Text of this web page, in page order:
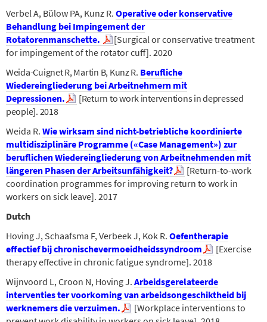
Verbel A, Bülow PA, Kunz R. Operative oder konservative
Behandlung bei Impingement der
Rotatorenmanschette.
[Surgical or conservative treatment
for impingement of the rotator cuff]. 2020
Weida-Cuignet R, Martin B, Kunz R. Berufliche
Wiedereingliederung bei Arbeitnehmern mit
Depressionen.
[Return to work interventions in depressed
people]. 2018
Weida R. Wie wirksam sind nicht-betriebliche koordinierte
multidisziplinäre Programme («Case Management») zur
beruflichen Wiedereingliederung von Arbeitnehmenden mit
längeren Phasen der Arbeitsunfähigkeit?
[Return-to-work
coordination programmes for improving return to work in
workers on sick leave]. 2017
Dutch
Hoving J, Schaafsma F, Verbeek J, Kok R. Oefentherapie
effectief bij chronischevermoeidheidssyndroom
[Exercise
therapy effective in chronic fatigue syndrome]. 2018
Wijnvoord L, Croon N, Hoving J. Arbeidsgerelateerde
interventies ter voorkoming van arbeidsongeschiktheid bij
werknemers die verzuimen.
[Workplace interventions to